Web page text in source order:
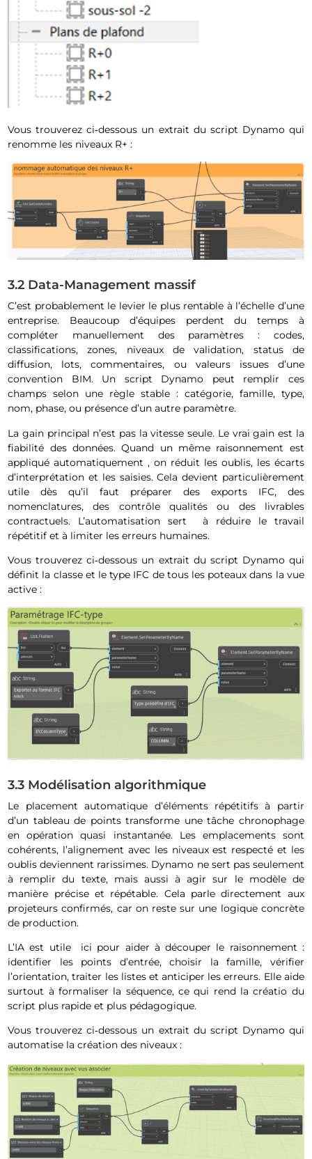
Vous trouverez ci‑dessous un extrait du script Dynamo qui
renomme les niveaux R+ :
3.2 Data-Management massif
C’est probablement le levier le plus rentable à l’échelle d’une
entreprise. Beaucoup d’équipes perdent du temps à
compléter manuellement des paramètres : codes,
classifications, zones, niveaux de validation, status de
diffusion, lots, commentaires, ou valeurs issues d’une
convention BIM. Un script Dynamo peut remplir ces
champs selon une règle stable : catégorie, famille, type,
nom, phase, ou présence d’un autre paramètre.
La gain principal n’est pas la vitesse seule. Le vrai gain est la
fiabilité des données. Quand un même raisonnement est
appliqué automatiquement , on réduit les oublis, les écarts
d’interprétation et les saisies. Cela devient particulièrement
utile dès qu’il faut préparer des exports IFC, des
nomenclatures, des contrôle qualités ou des livrables
contractuels. L’automatisation sert à réduire le travail
répétitif et à limiter les erreurs humaines.
Vous trouverez ci‑dessous un extrait du script Dynamo qui
définit la classe et le type IFC de tous les poteaux dans la vue
active :
3.3 Modélisation algorithmique
Le placement automatique d’éléments répétitifs à partir
d’un tableau de points transforme une tâche chronophage
en opération quasi instantanée. Les emplacements sont
cohérents, l’alignement avec les niveaux est respecté et les
oublis deviennent rarissimes. Dynamo ne sert pas seulement
à remplir du texte, mais aussi à agir sur le modèle de
manière précise et répétable. Cela parle directement aux
projeteurs confirmés, car on reste sur une logique concrète
de production.
L’IA est utile ici pour aider à découper le raisonnement :
identifier les points d’entrée, choisir la famille, vérifier
l’orientation, traiter les listes et anticiper les erreurs. Elle aide
surtout à formaliser la séquence, ce qui rend la créatio du
script plus rapide et plus pédagogique.
Vous trouverez ci‑dessous un extrait du script Dynamo qui
automatise la création des niveaux :